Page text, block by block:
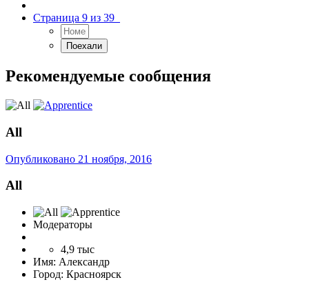
Страница 9 из 39
Рекомендуемые сообщения
All
Опубликовано 21 ноября, 2016
All
Модераторы
4,9 тыс
Имя: Александр
Город: Красноярск